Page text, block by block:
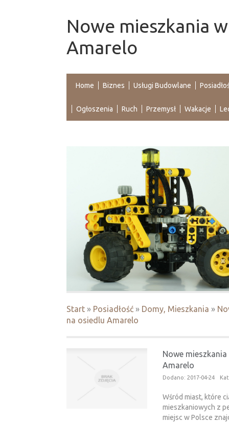
Nowe mieszkania
Amarelo
Home Biznes Usługi Budowlane
Ogłoszenia Ruch Przemysł Wakacje
Start » Posiadłość » Domy, Mieszkania »
na osiedlu Amarelo
Nowe
Amarelo
Dodano: 2017-04-24
Wśród miast, które
mieszkaniowych z
miejsc w Polsce